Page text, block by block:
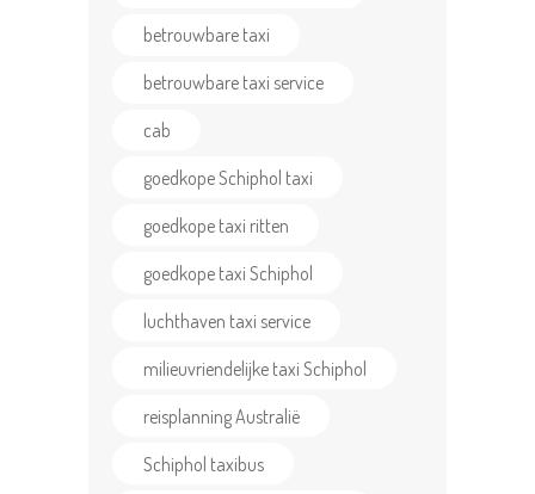
CONTACT US
betrouwbare taxi
betrouwbare taxi service
cab
goedkope Schiphol taxi
goedkope taxi ritten
goedkope taxi Schiphol
luchthaven taxi service
milieuvriendelijke taxi Schiphol
reisplanning Australië
Schiphol taxibus